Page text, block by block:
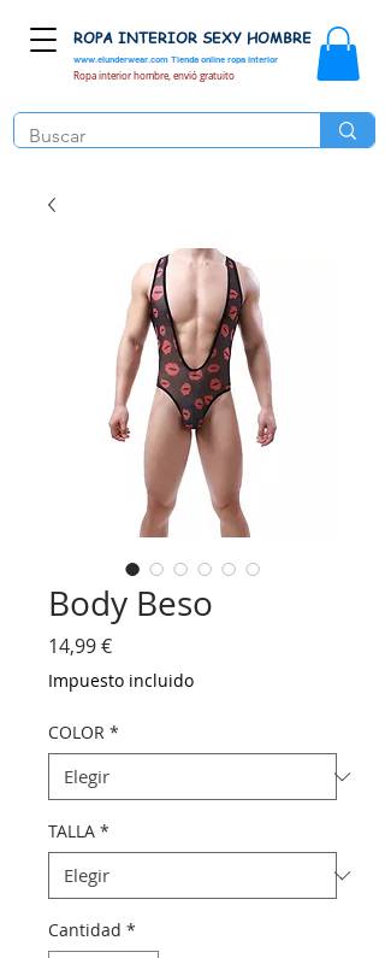
www.elunderwear.com Tienda online ropa interior
ROPA INTERIOR SEXY HOMBRE
Ropa interior hombre, envió gratuito
Body Beso
14,99 €Precio
Impuesto incluido
COLOR *
TALLA *
Cantidad *